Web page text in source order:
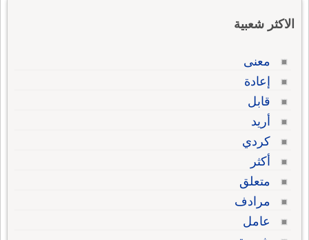
الاكثر شعبية
معنى
إعادة
قابل
أريد
كردي
أكثر
متعلق
مرادف
عامل